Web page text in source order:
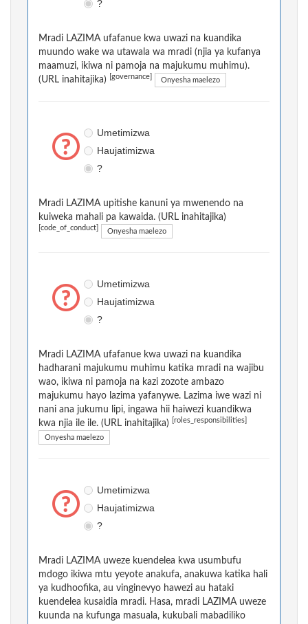
?
Mradi LAZIMA ufafanue kwa uwazi na kuandika
muundo wake wa utawala wa mradi (njia ya kufanya
maamuzi, ikiwa ni pamoja na majukumu muhimu).
(URL inahitajika)
[governance] Onyesha maelezo
Umetimizwa
Haujatimizwa
?
Mradi LAZIMA upitishe kanuni ya mwenendo na
kuiweka mahali pa kawaida. (URL inahitajika)
[code_of_conduct] Onyesha maelezo
Umetimizwa
Haujatimizwa
?
Mradi LAZIMA ufafanue kwa uwazi na kuandika
hadharani majukumu muhimu katika mradi na wajibu
wao, ikiwa ni pamoja na kazi zozote ambazo
majukumu hayo lazima yafanywe. Lazima iwe wazi ni
nani ana jukumu lipi, ingawa hii haiwezi kuandikwa
kwa njia ile ile. (URL inahitajika)
[roles_responsibilities]
Onyesha maelezo
Umetimizwa
Haujatimizwa
?
Mradi LAZIMA uweze kuendelea kwa usumbufu
mdogo ikiwa mtu yeyote anakufa, anakuwa katika hali
ya kudhoofika, au vinginevyo hawezi au hataki
kuendelea kusaidia mradi. Hasa, mradi LAZIMA uweze
kuunda na kufunga masuala, kukubali mabadiliko